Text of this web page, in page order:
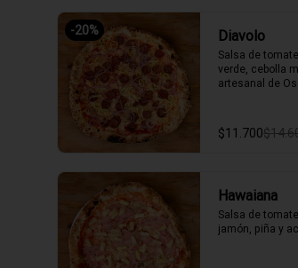
-20% Diavolo
Salsa de
verde, cebolla
artesanal de
$11.700
Hawaiana
Salsa de
jamón, piña y